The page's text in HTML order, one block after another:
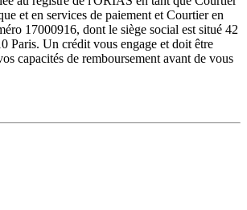
et en services de paiement et Courtier en
17000916, dont le siège social est situé 42
Paris. Un crédit vous engage et doit être
capacités de remboursement avant de vous